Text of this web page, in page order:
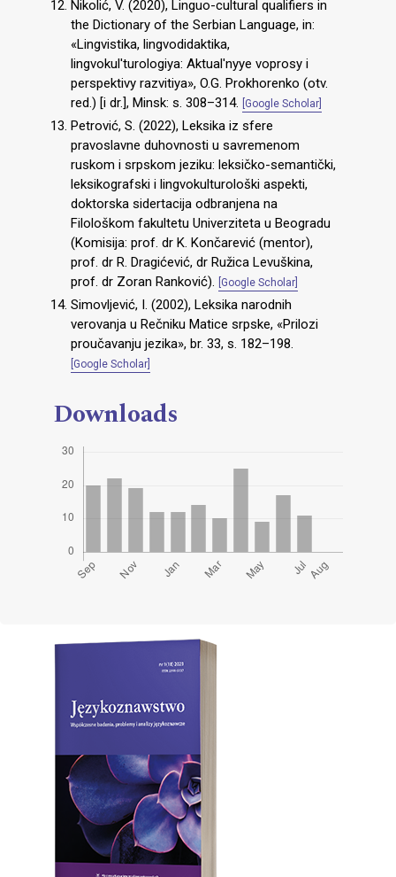
Nikolić, V. (2020), Linguo-cultural qualifiers in
the Dictionary of the Serbian Language, in:
«Lingvistika, lingvodidaktika,
lingvokul'turologiya: Aktual'nyye voprosy i
perspektivy razvitiya», O.G. Prokhorenko (otv.
red.) [i dr.], Minsk: s. 308–314.
[Google Scholar]
Petrović, S. (2022), Leksika iz sfere
pravoslavne duhovnosti u savremenom
ruskom i srpskom jeziku: leksičko-semantički,
leksikografski i lingvokulturološki aspekti,
doktorska sidertacija odbranjena na
Filološkom fakultetu Univerziteta u Beogradu
(Komisija: prof. dr K. Končarević (mentor),
prof. dr R. Dragićević, dr Ružica Levuškina,
prof. dr Zoran Ranković).
[Google Scholar]
Simovljević, I. (2002), Leksika narodnih
verovanja u Rečniku Matice srpske, «Prilozi
proučavanju jezika», br. 33, s. 182–198.
[Google Scholar]
Downloads
Cover image